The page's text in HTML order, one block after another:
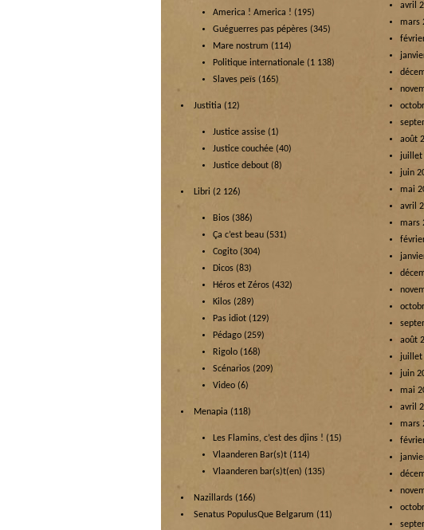
America ! America ! (195)
Guéguerres pas pépères (345)
Mare nostrum (114)
Politique internationale (1 138)
Slaves peïs (165)
Justitia (12)
Justice assise (1)
Justice couchée (40)
Justice debout (8)
Libri (2 126)
Bios (386)
Ça c’est beau (531)
Cogito (304)
Dicos (83)
Héros et Zéros (432)
Kilos (289)
Pas idiot (129)
Pédago (259)
Rigolo (168)
Scénarios (209)
Video (6)
Menapia (118)
Les Flamins, c’est des djins ! (15)
Vlaanderen Bar(s)t (114)
Vlaanderen bar(s)t(en) (135)
Nazillards (166)
Senatus PopulusQue Belgarum (11)
avril
mars
août
juillet
juin
mai
avril
mars
août
juillet
juin
mai
avril
mars